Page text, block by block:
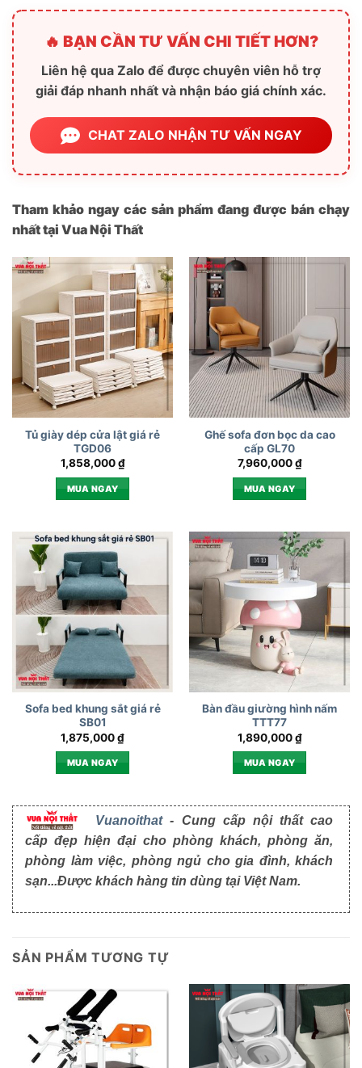
🔥 BẠN CẦN TƯ VẤN CHI TIẾT HƠN?
Liên hệ qua Zalo để được chuyên viên hỗ trợ
giải đáp nhanh nhất và nhận báo giá chính xác.
CHAT ZALO NHẬN TƯ VẤN NGAY
Tham khảo ngay các sản phẩm đang được bán chạy
nhất tại Vua Nội Thất
Tủ giày dép cửa lật giá rẻ
TGD06
1,858,000₫
MUA NGAY
Ghế sofa đơn bọc da cao
cấp GL70
7,960,000₫
MUA NGAY
Sofa bed khung sắt giá rẻ
SB01
1,875,000₫
MUA NGAY
Bàn đầu giường hình nấm
TTT77
1,890,000₫
MUA NGAY
Vuanoithat- Cung cấp nội thất cao
cấp đẹp hiện đại cho phòng khách, phòng ăn,
phòng làm việc, phòng ngủ cho gia đình, khách
sạn...Được khách hàng tin dùng tại Việt Nam.
SẢN PHẨM TƯƠNG TỰ